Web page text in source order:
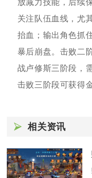
放减力技能，后续
关注队伍血线，尤
抬血；输出角色抓
暴后崩盘。击败二
战卢修斯三阶段，
击败三阶段可获得
相关资讯